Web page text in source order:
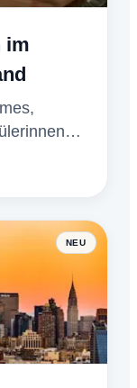
im
NEU